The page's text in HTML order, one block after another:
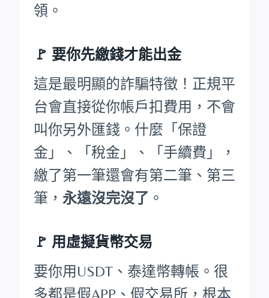
領。
🚩 要你先繳錢才能出金
這是最明顯的詐騙特徵！正規平
台會直接從你帳戶扣費用，不會
叫你另外匯錢。什麼「保證
金」、「稅金」、「手續費」，
繳了第一筆還會有第二筆、第三
筆， 永遠沒完沒了 。
🚩 用虛擬貨幣交易
要你用USDT、泰達幣轉帳。很
多都是假APP、假交易所，根本